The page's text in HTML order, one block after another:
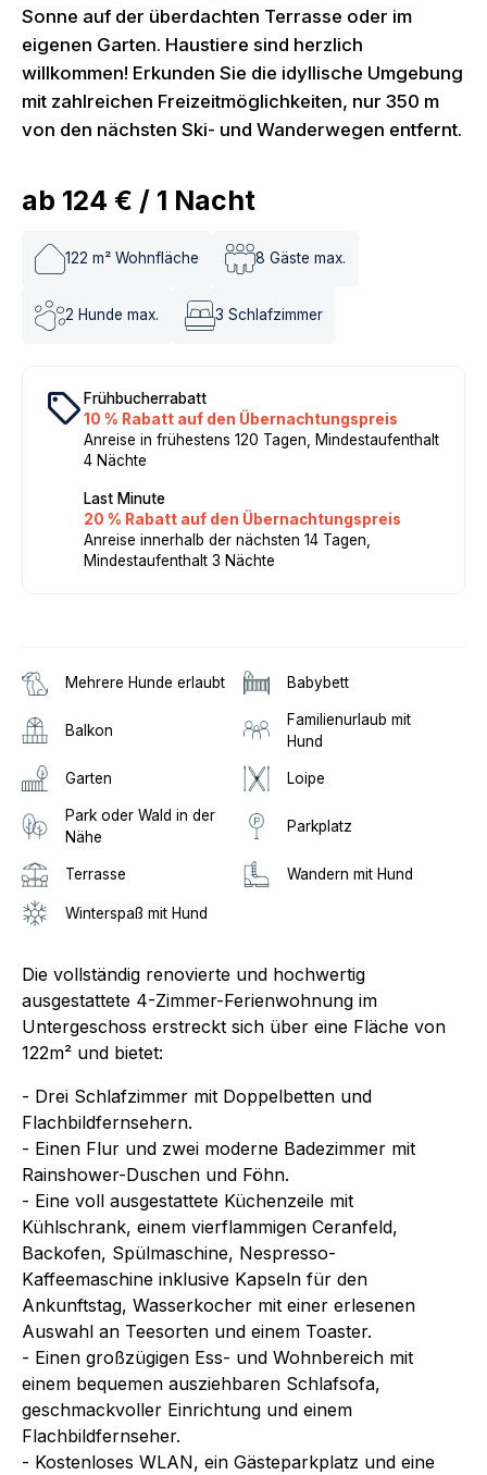
Sonne auf der überdachten Terrasse oder im
eigenen Garten. Haustiere sind herzlich
willkommen! Erkunden Sie die idyllische Umgebung
mit zahlreichen Freizeitmöglichkeiten, nur 350 m
von den nächsten Ski- und Wanderwegen entfernt.
ab 124 € / 1 Nacht
122 m² Wohnfläche 8 Gäste max.
2 Hunde max. 3 Schlafzimmer
local_offer Frühbucherrabatt
10 % Rabatt auf den Übernachtungspreis
Anreise in frühestens 120 Tagen, Mindestaufenthalt
4 Nächte
Last Minute
20 % Rabatt auf den Übernachtungspreis
Anreise innerhalb der nächsten 14 Tagen,
Mindestaufenthalt 3 Nächte
Mehrere Hunde erlaubt Babybett
Balkon
Familienurlaub mit
Hund
Garten Loipe
Park oder Wald in der
Nähe
Parkplatz
Terrasse Wandern mit Hund
Winterspaß mit Hund
Die vollständig renovierte und hochwertig
ausgestattete 4-Zimmer-Ferienwohnung im
Untergeschoss erstreckt sich über eine Fläche von
122m² und bietet:
- Drei Schlafzimmer mit Doppelbetten und
Flachbildfernsehern.
- Einen Flur und zwei moderne Badezimmer mit
Rainshower-Duschen und Föhn.
- Eine voll ausgestattete Küchenzeile mit
Kühlschrank, einem vierflammigen Ceranfeld,
Backofen, Spülmaschine, Nespresso-
Kaffeemaschine inklusive Kapseln für den
Ankunftstag, Wasserkocher mit einer erlesenen
Auswahl an Teesorten und einem Toaster.
- Einen großzügigen Ess- und Wohnbereich mit
einem bequemen ausziehbaren Schlafsofa,
geschmackvoller Einrichtung und einem
Flachbildfernseher.
- Kostenloses WLAN, ein Gästeparkplatz und eine